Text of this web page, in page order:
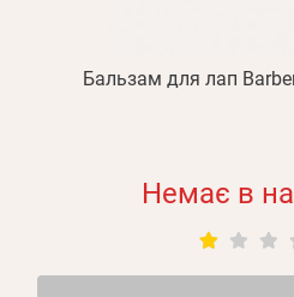
Бальзам для лап
Немає в